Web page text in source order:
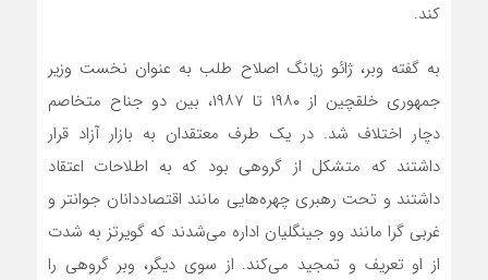
کند.
به گفته وبر، ژائو زیانگ اصلاح طلب به عنوان نخست وزیر
جمهوری خلقچین از ۱۹۸۰ تا ۱۹۸۷، بین دو جناح متخاصم
دچار اختلاف شد. در یک طرف معتقدان به بازار آزاد قرار
داشتند که متشکل از گروهی بود که به اطلاحات اعتقاد
داشتند و تحت رهبری چهره‌هایی مانند اقتصاددانان جوانتر و
غربی گرا مانند وو جینگلیان اداره می‌شدند که گویرتز به شدت
از او تعریف و تمجید می‌کند. از سوی دیگر، وبر گروهی را